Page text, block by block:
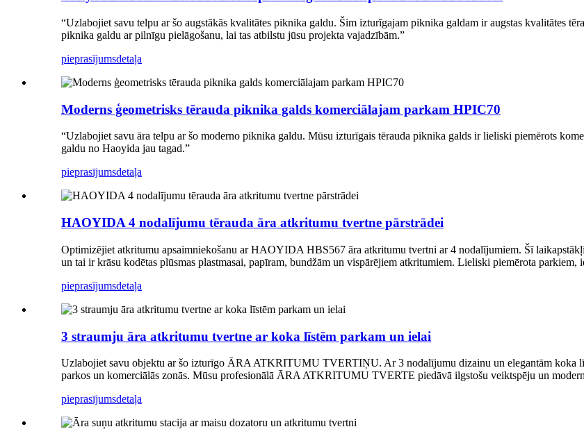
“Uzlabojiet savu telpu ar šo augstākās kvalitātes piknika galdu. Šim izturīgajam piknika galdam ir augstas kvalitātes
piknika galdu ar pilnīgu pielāgošanu, lai tas atbilstu jūsu projekta vajadzībām.”
pieprasījumsdetaļa
Moderns ģeometrisks tērauda piknika galds komerciālajam parkam HPIC70
“Uzlabojiet savu āra telpu ar šo moderno piknika galdu. Mūsu izturīgais tērauda piknika galds ir lieliski piemērots
galdu no Haoyida jau tagad.”
pieprasījumsdetaļa
HAOYIDA 4 nodalījumu tērauda āra atkritumu tvertne pārstrādei
Optimizējiet atkritumu apsaimniekošanu ar HAOYIDA HBS567 āra atkritumu tvertni ar 4 nodalījumiem. Šī
un tai ir krāsu kodētas plūsmas plastmasai, papīram, bundžām un vispārējiem atkritumiem. Lieliski piemērota parkiem,
pieprasījumsdetaļa
3 straumju āra atkritumu tvertne ar koka līstēm parkam un ielai
Uzlabojiet savu objektu ar šo izturīgo ĀRA ATKRITUMU TVERTIŅU. Ar 3 nodalījumu dizainu un elegantām
parkos un komerciālās zonās. Mūsu profesionālā ĀRA ATKRITUMU TVERTE piedāvā ilgstošu veiktspēju un
pieprasījumsdetaļa